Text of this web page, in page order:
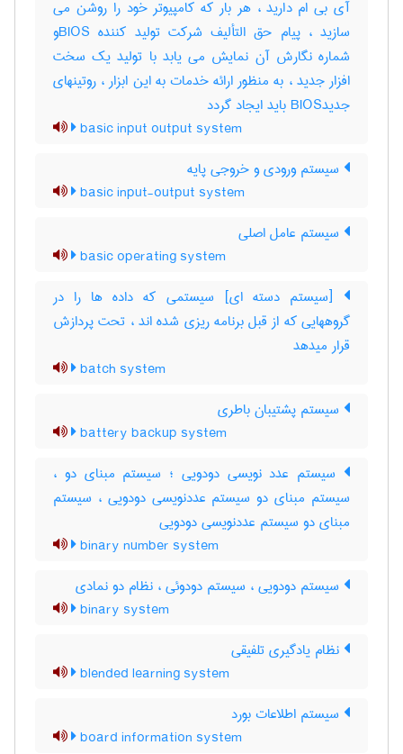
آی بی ام دارید ، هر بار که کامپیوتر خود را روشن می
سازید ، پیام حق التألیف شرکت تولید کننده BIOSو
شماره نگارش آن نمایش می یابد با تولید یک سخت
افزار جدید ، به منظور ارائه خدمات به این ابزار ، روتینهای
جدیدBIOS باید ایجاد گردد
basic input output system
سیستم ورودی و خروجی پایه
basic input-output system
سیستم عامل اصلی
basic operating system
[سیستم دسته ای] سیستمی که داده ها را در
گروههایی که از قبل برنامه ریزی شده اند ، تحت پردازش
قرار میدهد
batch system
سیستم پشتیبان باطری
battery backup system
سیستم عدد نویسی دودویی ؛ سیستم مبنای دو ،
سیستم مبنای دو سیستم عددنویسی دودویی ، سیستم
مبنای دو سیستم عددنویسی دودویی
binary number system
سیستم دودویی ، سیستم دودوئی ، نظام دو نمادی
binary system
نظام یادگیری تلفیقی
blended learning system
سیستم اطلاعات بورد
board information system